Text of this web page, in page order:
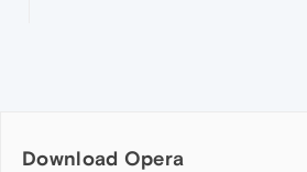
Download Opera